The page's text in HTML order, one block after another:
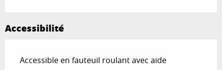
Accessibilité
Accessible en fauteuil roulant avec aide